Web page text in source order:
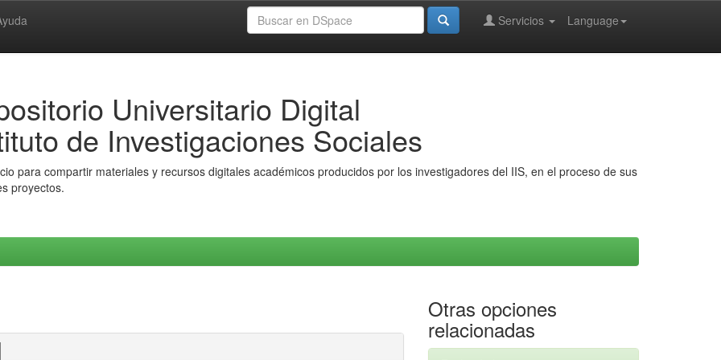
Language
Servicios
Universitario Digital
de Investigaciones Sociales
para compartir materiales y recursos digitales académicos producidos por los investigadores del IIS, en el proceso de sus
proyectos.
Otras opciones
relacionadas